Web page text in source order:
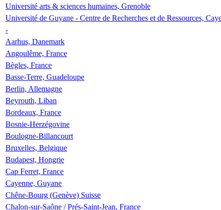
Université arts & sciences humaines, Grenoble
Université de Guyane - Centre de Recherches et de Ressources,
-
Aarhus, Danemark
Angoulême, France
Bègles, France
Basse-Terre, Guadeloupe
Berlin, Allemagne
Beyrouth, Liban
Bordeaux, France
Bosnie-Herzégovine
Boulogne-Billancourt
Bruxelles, Belgique
Budapest, Hongrie
Cap Ferret, France
Cayenne, Guyane
Chêne-Bourg (Genève) Suisse
Chalon-sur-Saône / Prés-Saint-Jean, France